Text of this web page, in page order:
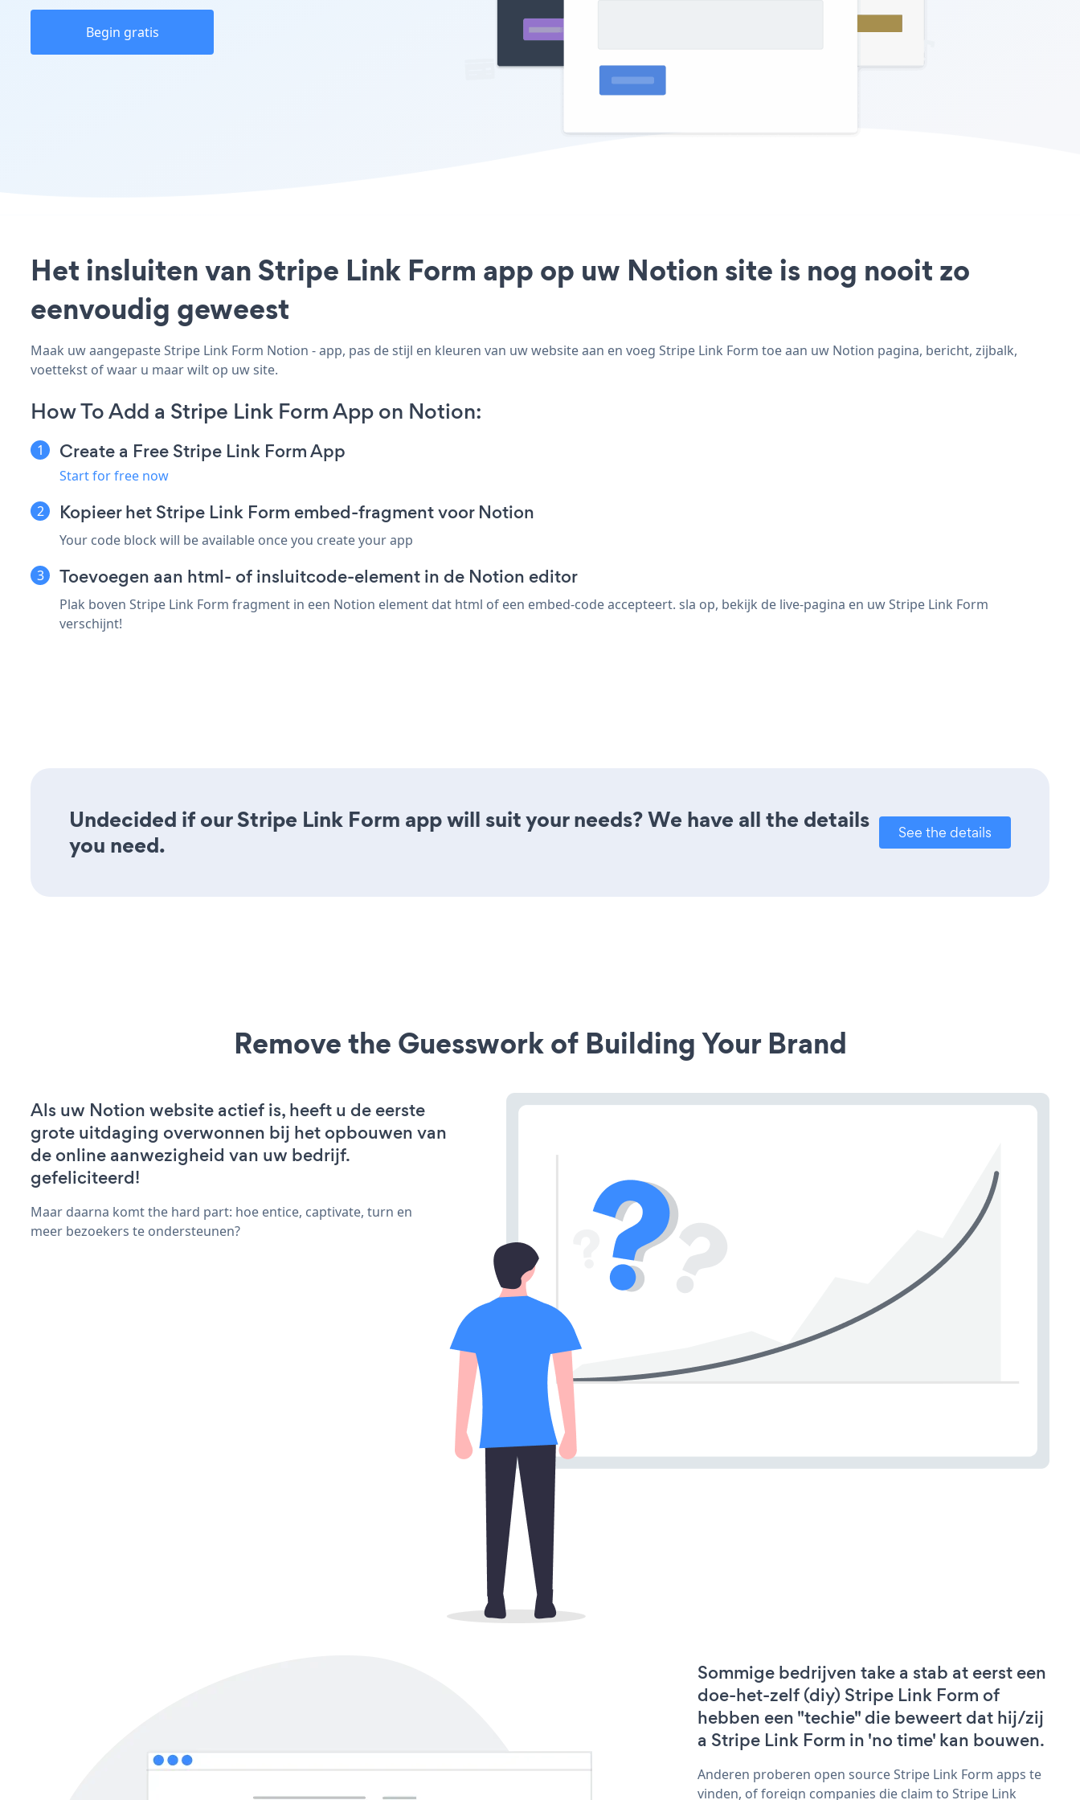
Begin gratis
Het insluiten van Stripe Link Form app op uw Notion site is nog nooit zo
eenvoudig geweest
Maak uw aangepaste Stripe Link Form Notion - app, pas de stijl en kleuren van uw website aan en voeg Stripe Link Form toe aan uw Notion pagina, bericht, zijbalk,
voettekst of waar u maar wilt op uw site.
How To Add a Stripe Link Form App on Notion:
Create a Free Stripe Link Form App
Start for free now
Kopieer het Stripe Link Form embed-fragment voor Notion
Your code block will be available once you create your app
Toevoegen aan html- of insluitcode-element in de Notion editor
Plak boven Stripe Link Form fragment in een Notion element dat html of een embed-code accepteert. sla op, bekijk de live-pagina en uw Stripe Link Form
verschijnt!
Undecided if our Stripe Link Form app will suit your needs? We have all the details
you need.
See the details
Remove the Guesswork of Building Your Brand
Als uw Notion website actief is, heeft u de eerste
grote uitdaging overwonnen bij het opbouwen van
de online aanwezigheid van uw bedrijf.
gefeliciteerd!
Maar daarna komt the hard part: hoe entice, captivate, turn en
meer bezoekers te ondersteunen?
Sommige bedrijven take a stab at eerst een
doe-het-zelf (diy) Stripe Link Form of
hebben een "techie" die beweert dat hij/zij
a Stripe Link Form in 'no time' kan bouwen.
Anderen proberen open source Stripe Link Form apps te
vinden, of foreign companies die claim to Stripe Link